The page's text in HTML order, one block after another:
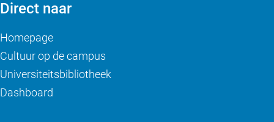
Direct naar
Homepage
Cultuur op de campus
Universiteitsbibliotheek
Dashboard